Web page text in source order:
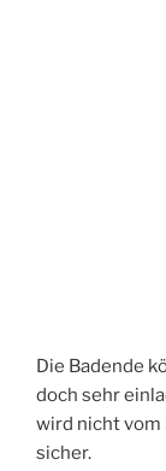
Die Badende
doch sehr
wird nicht vom
sicher.